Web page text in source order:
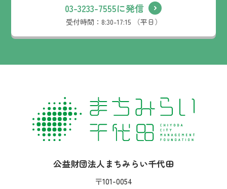
03-3233-7555に発信
受付時間： 8:30-17:15 （平日）
社名：
公益財団法人まちみらい千代田
住所：
〒101-0054